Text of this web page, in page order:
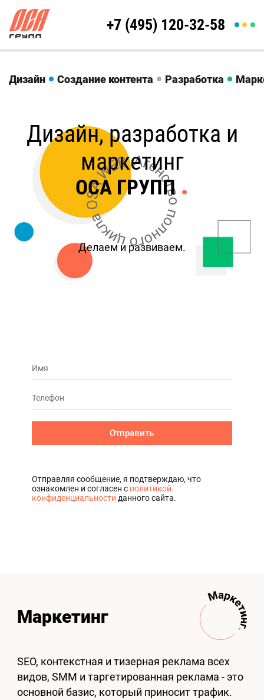
+7 (495) 120-32-58
Дизайн Создание контента Разработка
Дизайн, разработка и
маркетинг
ОСА ГРУПП .
Делаем и развиваем.
Отправить
Отправляя сообщение, я подтверждаю, что
ознакомлен и согласен с политикой
конфиденциальности данного сайта.
Маркетинг
SEO, контекстная и тизерная реклама всех
видов, SMM и таргетированная реклама - это
основной базис, который приносит трафик.